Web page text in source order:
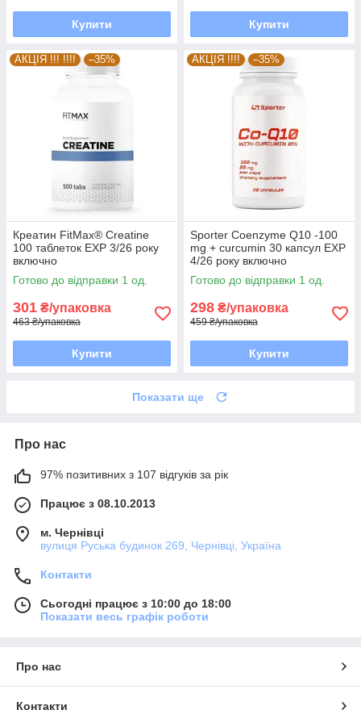
Купити Купити
АКЦІЯ !!! !!!! –35%
Креатин FitMax® Creatine
100 таблеток EXP 3/26 року
включно
Готово до відправки 1 од.
301 ₴/упаковка
463 ₴/упаковка
Купити
АКЦІЯ !!!! –35%
Sporter Coenzyme Q10 -100
mg + curcumin 30 капсул EXP
4/26 року включно
Готово до відправки 1 од.
298 ₴/упаковка
459 ₴/упаковка
Купити
Показати ще
Про нас
97% позитивних з 107 відгуків за рік
Працює з 08.10.2013
м. Чернівці
вулиця Руська будинок 269, Чернівці, Україна
Контакти
Сьогодні працює з 10:00 до 18:00
Показати весь графік роботи
Про нас
Контакти